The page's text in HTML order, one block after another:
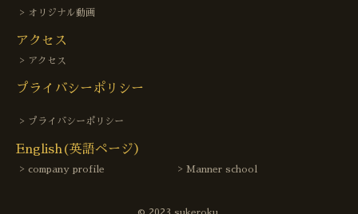
オリジナル動画
アクセス
アクセス
プライバシーポリシー
プライバシーポリシー
English(英語ページ）
company profile Manner school